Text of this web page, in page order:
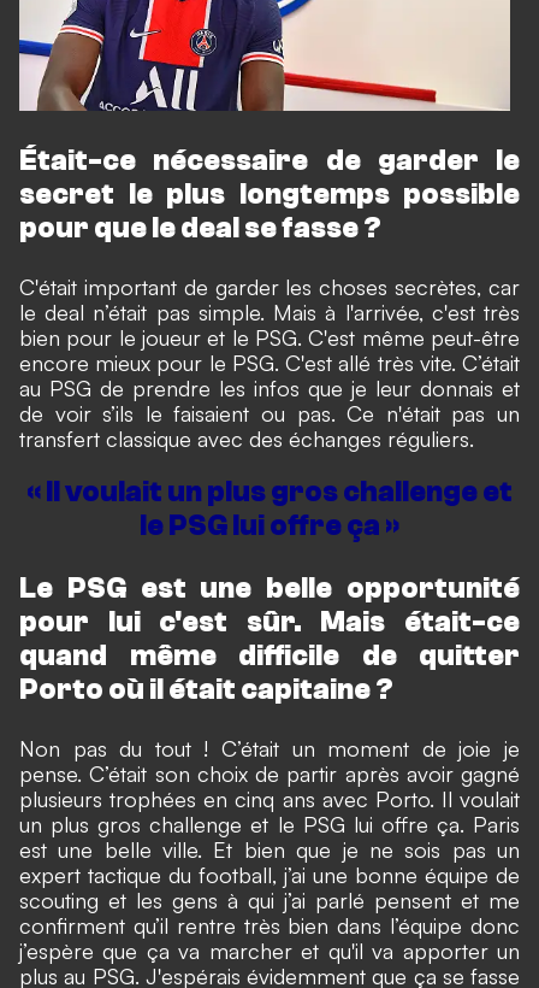
Était-ce nécessaire de garder le
secret le plus longtemps possible
pour que le deal se fasse ?
C'était important de garder les choses secrètes, car
le deal n’était pas simple. Mais à l'arrivée, c'est très
bien pour le joueur et le PSG. C'est même peut-être
encore mieux pour le PSG. C'est allé très vite. C’était
au PSG de prendre les infos que je leur donnais et
de voir s’ils le faisaient ou pas. Ce n'était pas un
transfert classique avec des échanges réguliers.
« Il voulait un plus gros challenge et
le PSG lui offre ça »
Le PSG est une belle opportunité
pour lui c'est sûr. Mais était-ce
quand même difficile de quitter
Porto où il était capitaine ?
Non pas du tout ! C’était un moment de joie je
pense. C’était son choix de partir après avoir gagné
plusieurs trophées en cinq ans avec Porto. Il voulait
un plus gros challenge et le PSG lui offre ça. Paris
est une belle ville. Et bien que je ne sois pas un
expert tactique du football, j’ai une bonne équipe de
scouting et les gens à qui j’ai parlé pensent et me
confirment qu’il rentre très bien dans l’équipe donc
j’espère que ça va marcher et qu'il va apporter un
plus au PSG. J'espérais évidemment que ça se fasse